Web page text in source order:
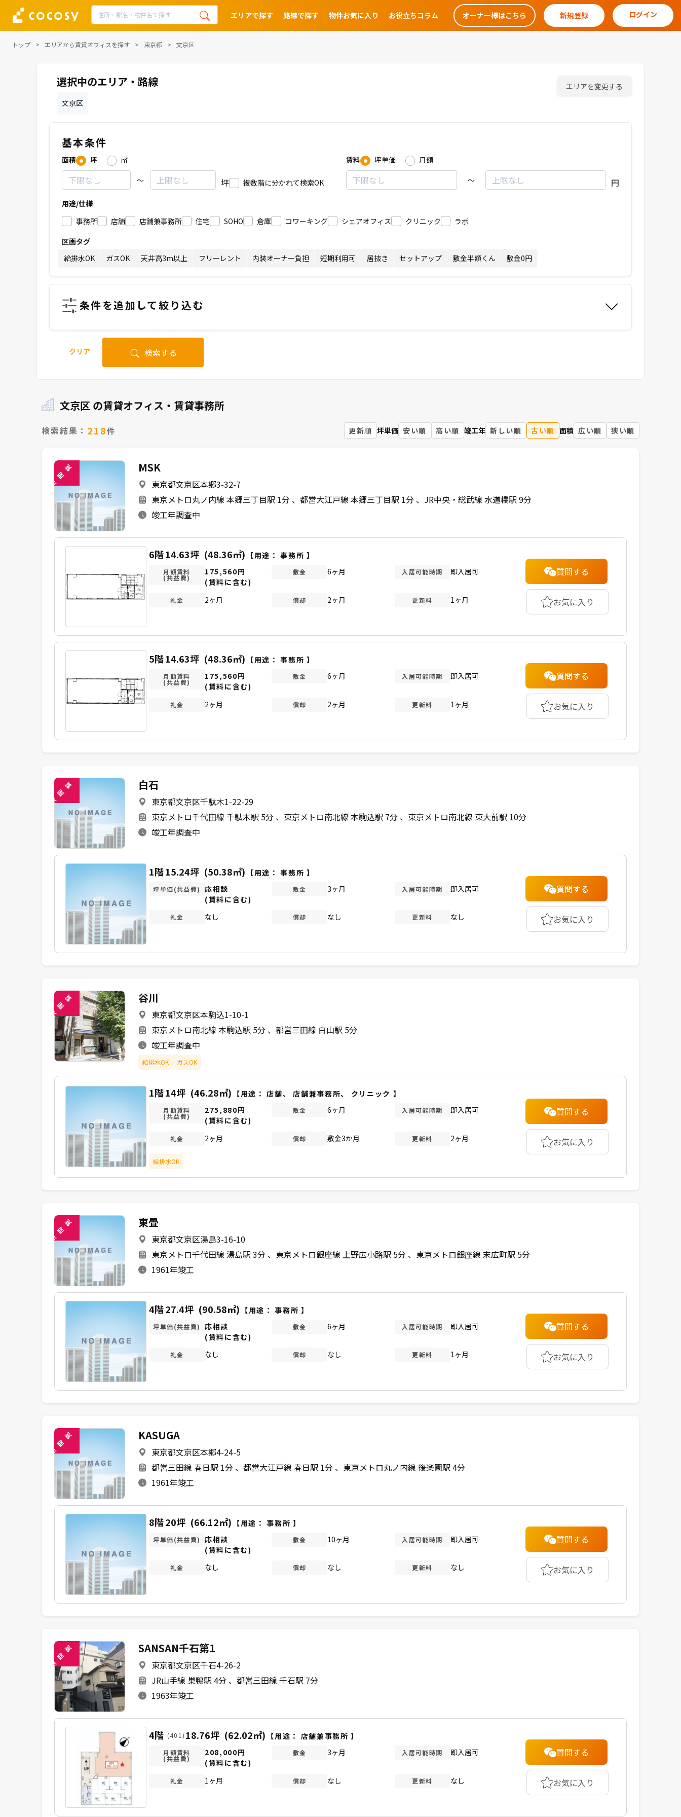
エリアで探す 路線で探す 物件お気に入り お役立ちコラム オーナー様はこちら 新規登録 ログイン
トップ エリアから賃貸オフィスを探す 東京都 文京区
選択中のエリア・路線
文京区
エリアを変更する
基本条件
面積 坪
㎡
～
坪 複数階に分かれて検索OK
賃料 坪単価
月額
～
円
用途/仕様
事務所
店舗 店舗兼事務所 住宅 SOHO 倉庫 コワーキング シェアオフィス クリニック
ラボ
区画タグ
給排水OK
ガスOK 天井高3m以上 フリーレント 内装オーナー負担 短期利用可 居抜き セットアップ 敷金半額くん 敷金0円
条件を追加して絞り込む
クリア 検索する
文京区 の賃貸オフィス・賃貸事務所
検索結果： 218件 更新順 坪単価 安い順 高い順 竣工年 新しい順 古い順 面積 広い順 狭い順
未
閲
覧 MSK
東京都文京区本郷3-32-7
東京メトロ丸ノ内線 本郷三丁目駅 1分
都営大江戸線 本郷三丁目駅 1分
JR中央・総武線 水道橋駅 9分
竣工年調査中
6階14.63坪 (48.36㎡) 【用途：事務所 】
月額賃料
(共益費)
175,560円
(賃料に含む)
敷金 6ヶ月 入居可能時期 即入居可
礼金 2ヶ月 償却 2ヶ月 更新料 1ヶ月
質問する
お気に入り
5階14.63坪 (48.36㎡) 【用途：事務所 】
月額賃料
(共益費)
175,560円
(賃料に含む)
敷金 6ヶ月 入居可能時期 即入居可
礼金 2ヶ月 償却 2ヶ月 更新料 1ヶ月
質問する
お気に入り
未
閲
覧 白石
東京都文京区千駄木1-22-29
東京メトロ千代田線 千駄木駅 5分
東京メトロ南北線 本駒込駅 7分
東京メトロ南北線 東大前駅 10分
竣工年調査中
1階15.24坪 (50.38㎡) 【用途：事務所 】
坪単価(共益費)
応相談
(賃料に含む)
敷金 3ヶ月 入居可能時期 即入居可
礼金 なし 償却 なし 更新料 なし
質問する
お気に入り
未
閲
覧 谷川
東京都文京区本駒込1-10-1
東京メトロ南北線 本駒込駅 5分
都営三田線 白山駅 5分
竣工年調査中
給排水OK ガスOK
1階14坪 (46.28㎡) 【用途：店舗、 店舗兼事務所、 クリニック 】
月額賃料
(共益費)
275,880円
(賃料に含む)
敷金 6ヶ月 入居可能時期 即入居可
礼金 2ヶ月 償却 敷金3か月 更新料 2ヶ月
給排水OK
質問する
お気に入り
未
閲
覧 東畳
東京都文京区湯島3-16-10
東京メトロ千代田線 湯島駅 3分
東京メトロ銀座線 上野広小路駅 5分
東京メトロ銀座線 末広町駅 5分
1961年竣工
4階27.4坪 (90.58㎡) 【用途：事務所 】
坪単価(共益費)
応相談
(賃料に含む)
敷金 6ヶ月 入居可能時期 即入居可
礼金 なし 償却 なし 更新料 1ヶ月
質問する
お気に入り
未
閲
覧 KASUGA
東京都文京区本郷4-24-5
都営三田線 春日駅 1分
都営大江戸線 春日駅 1分
東京メトロ丸ノ内線 後楽園駅 4分
1961年竣工
8階20坪 (66.12㎡) 【用途：事務所 】
坪単価(共益費)
応相談
(賃料に含む)
敷金 10ヶ月 入居可能時期 即入居可
礼金 なし 償却 なし 更新料 なし
質問する
お気に入り
未
閲
覧 SANSAN千石第1
東京都文京区千石4-26-2
JR山手線 巣鴨駅 4分
都営三田線 千石駅 7分
1963年竣工
4階 (401) 18.76坪 (62.02㎡) 【用途： 店舗兼事務所 】
月額賃料
(共益費)
208,000円
(賃料に含む)
敷金 3ヶ月 入居可能時期 即入居可
礼金 1ヶ月 償却 なし 更新料 なし
質問する
お気に入り